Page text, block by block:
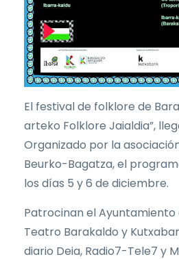
El festival de folklore de
arteko Folklore Jaialdia”,
Organizado por la
Beurko-Bagatza, el
los días 5 y 6 de diciembre.
Patrocinan el Ayuntamiento
Teatro Barakaldo y
diario Deia, Radio7-Tele7 y